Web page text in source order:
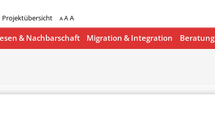
Projektübersicht A AA
& Nachbarschaft Migration & Integration Beratung